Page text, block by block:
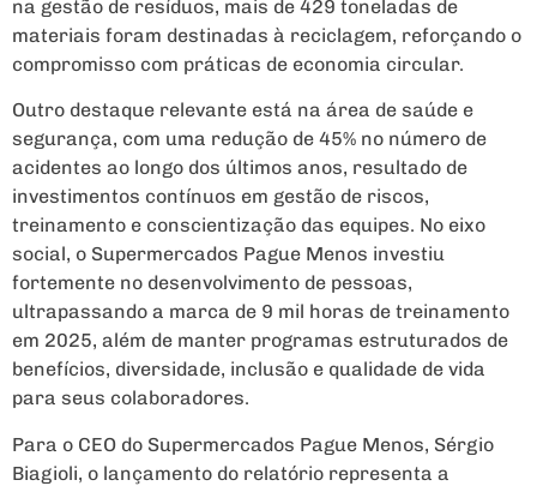
na gestão de resíduos, mais de 429 toneladas de
materiais foram destinadas à reciclagem, reforçando o
compromisso com práticas de economia circular.
Outro destaque relevante está na área de saúde e
segurança, com uma redução de 45% no número de
acidentes ao longo dos últimos anos, resultado de
investimentos contínuos em gestão de riscos,
treinamento e conscientização das equipes. No eixo
social, o Supermercados Pague Menos investiu
fortemente no desenvolvimento de pessoas,
ultrapassando a marca de 9 mil horas de treinamento
em 2025, além de manter programas estruturados de
benefícios, diversidade, inclusão e qualidade de vida
para seus colaboradores.
Para o CEO do Supermercados Pague Menos, Sérgio
Biagioli, o lançamento do relatório representa a